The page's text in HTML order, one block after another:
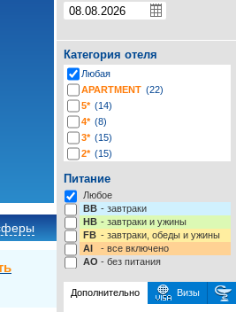
Категория отеля
Любая
APARTMENT (22)
5* (14)
4* (8)
3* (15)
2* (15)
Питание
Любое
BB - завтраки
HB - завтраки и ужины
FB - завтраки, обеды и ужины
AI
- все включено
AO - без питания
Дополнительно Визы